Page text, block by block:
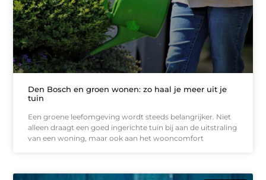
Den Bosch en groen wonen: zo haal je meer uit je
tuin
Een groene leefomgeving wordt steeds belangrijker. Niet
alleen draagt een goed ingerichte tuin bij aan de uitstraling
van een woning, maar ook aan het wooncomfort